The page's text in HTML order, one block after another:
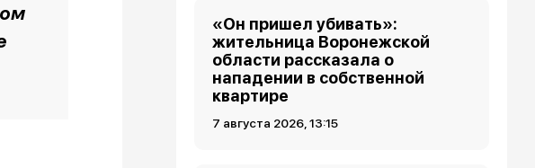
«Он пришел убивать»:
жительница Воронежской
области рассказала о
нападении в собственной
квартире
7 августа 2026, 13:15